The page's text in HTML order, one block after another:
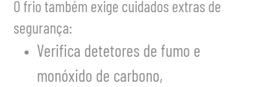
O frio também exige cuidados extras de
segurança:
Verifica detetores de fumo e
monóxido de carbono,